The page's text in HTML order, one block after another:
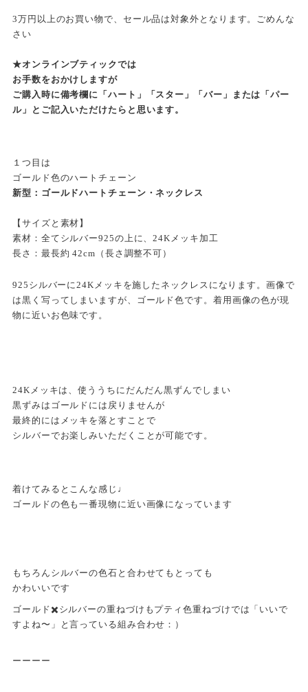
3万円以上のお買い物で、セール品は対象外となります。ごめんな
さい
★オンラインブティックでは
お手数をおかけしますが
ご購入時に備考欄に「ハート」「スター」「バー」または「パー
ル」とご記入いただけたらと思います。
１つ目は
ゴールド色のハートチェーン
新型：ゴールドハートチェーン・ネックレス
【サイズと素材】
素材：全てシルバー925の上に、24Kメッキ加工
長さ：最長約 42cm（長さ調整不可）
925シルバーに24Kメッキを施したネックレスになります。画像で
は黒く写ってしまいますが、ゴールド色です。着用画像の色が現
物に近いお色味です。
24Kメッキは、使ううちにだんだん黒ずんでしまい
黒ずみはゴールドには戻りませんが
最終的にはメッキを落とすことで
シルバーでお楽しみいただくことが可能です。
着けてみるとこんな感じ♩
ゴールドの色も一番現物に近い画像になっています
もちろんシルバーの色石と合わせてもとっても
かわいいです
ゴールド✖️シルバーの重ねづけもプティ色重ねづけでは「いいで
すよね〜」と言っている組み合わせ：）
ーーーー